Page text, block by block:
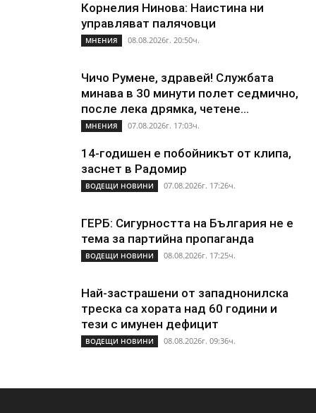
Корнелия Нинова: Наистина ни
управляват палячовци
МНЕНИЯ 08.08.2026г. 20:50ч.
Чичо Румене, здравей! Службата
минава в 30 минути полет седмично,
после лека дрямка, четене...
МНЕНИЯ 07.08.2026г. 17:03ч.
14-годишен е побойникът от клипа,
заснет в Радомир
ВОДЕЩИ НОВИНИ 07.08.2026г. 17:26ч.
ГЕРБ: Сигурността на България не е
тема за партийна пропаганда
ВОДЕЩИ НОВИНИ 08.08.2026г. 17:25ч.
Най-застрашени от западнонилска
треска са хората над 60 години и
тези с имунен дефицит
ВОДЕЩИ НОВИНИ 08.08.2026г. 09:36ч.